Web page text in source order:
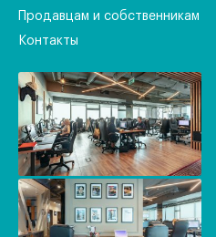
Продавцам и собственникам
Контакты